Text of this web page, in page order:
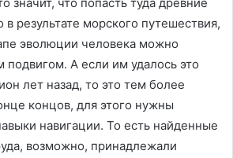
результате морского путешествия,
эволюции человека можно
подвигом. А если им удалось это
лет назад, то это тем более
концов, для этого нужны
навигации. То есть найденные
возможно, принадлежали